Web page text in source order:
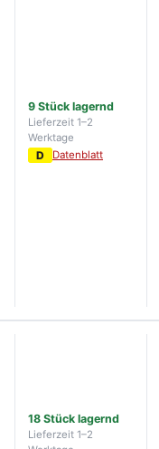
9 Stück lagernd
Lieferzeit 1–2
Werktage
D Datenblatt
18 Stück lagernd
Lieferzeit 1–2